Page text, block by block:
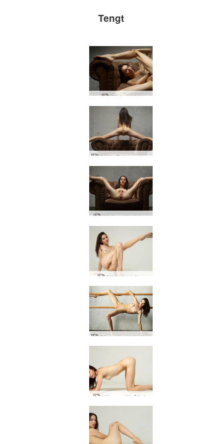
Tengt
Olivia labia
Olivia Extreme kynlífsþáttur
Olivia goth stelpa
Olivia kynning
Olivia óþekk ballerína
Mörg andlit Ólivíu